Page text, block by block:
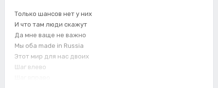
Только шансов нет у них
И что там люди скажут
Да мне ваще не важно
Мы оба made in Russia
Этот мир для нас двоих
Шаг влево